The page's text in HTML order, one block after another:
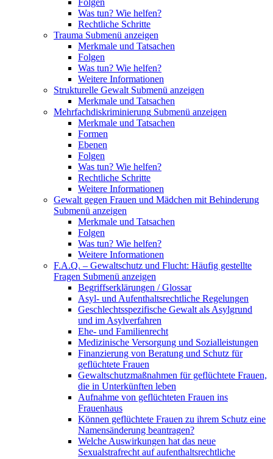
Folgen
Was tun? Wie helfen?
Rechtliche Schritte
Trauma Submenü anzeigen
Merkmale und Tatsachen
Folgen
Was tun? Wie helfen?
Weitere Informationen
Strukturelle Gewalt Submenü anzeigen
Merkmale und Tatsachen
Mehrfachdiskriminierung Submenü anzeigen
Merkmale und Tatsachen
Formen
Ebenen
Folgen
Was tun? Wie helfen?
Rechtliche Schritte
Weitere Informationen
Gewalt gegen Frauen und Mädchen mit Behinderung
Submenü anzeigen
Merkmale und Tatsachen
Folgen
Was tun? Wie helfen?
Weitere Informationen
F.A.Q. – Gewaltschutz und Flucht: Häufig gestellte
Fragen Submenü anzeigen
Begriffserklärungen / Glossar
Asyl- und Aufenthaltsrechtliche Regelungen
Geschlechtsspezifische Gewalt als Asylgrund
und im Asylverfahren
Ehe- und Familienrecht
Medizinische Versorgung und Sozialleistungen
Finanzierung von Beratung und Schutz für
geflüchtete Frauen
Gewaltschutzmaßnahmen für geflüchtete Frauen,
die in Unterkünften leben
Aufnahme von geflüchteten Frauen ins
Frauenhaus
Können geflüchtete Frauen zu ihrem Schutz eine
Namensänderung beantragen?
Welche Auswirkungen hat das neue
Sexualstrafrecht auf aufenthaltsrechtliche